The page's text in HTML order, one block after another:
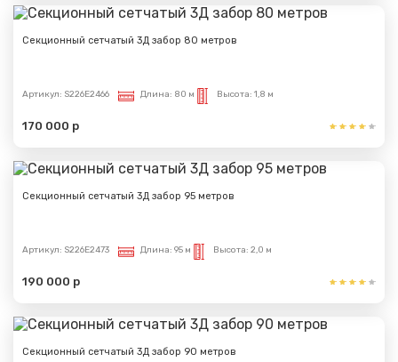
Секционный сетчатый 3Д забор 80 метров
Артикул: S226E2466 Длина: 80 м Высота: 1,8 м
170 000 р
Секционный сетчатый 3Д забор 95 метров
Артикул: S226E2473 Длина: 95 м Высота: 2,0 м
190 000 р
Секционный сетчатый 3Д забор 90 метров